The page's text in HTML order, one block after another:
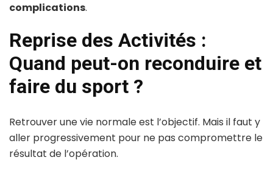
complications.
Reprise des Activités :
Quand peut-on reconduire et
faire du sport ?
Retrouver une vie normale est l’objectif. Mais il faut y
aller progressivement pour ne pas compromettre le
résultat de l’opération.